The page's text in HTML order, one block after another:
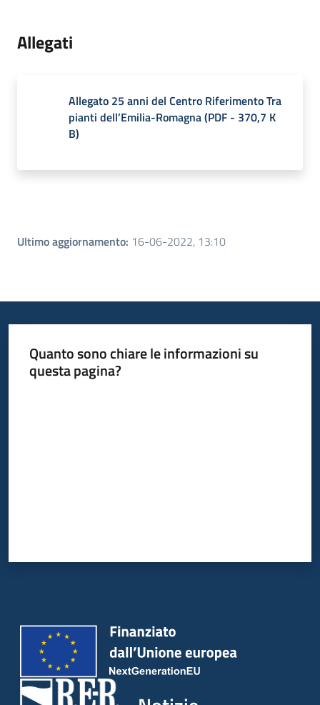
Allegati
Allegato 25 anni del Centro Riferimento Tra
pianti dell’Emilia-Romagna(PDF - 370,7 K
B)
Ultimo aggiornamento: 16-06-2022, 13:10
Quanto sono chiare le informazioni su
questa pagina?